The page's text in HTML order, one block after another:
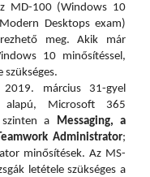
MD-100 (Windows 10
Desktops exam)
meg. Akik már
10 minősítéssel,
szükséges.
március 31-gyel
alapú, Microsoft 365
a
Messaging, a
Administrator;
minősítések. Az MS-
letétele szükséges a